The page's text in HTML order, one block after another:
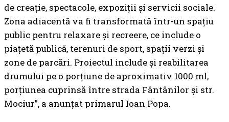
de creație, spectacole, expoziții și servicii sociale.
Zona adiacentă va fi transformată într-un spațiu
public pentru relaxare și recreere, ce include o
piațetă publică, terenuri de sport, spații verzi și
zone de parcări. Proiectul include și reabilitarea
drumului pe o porțiune de aproximativ 1000 ml,
porțiunea cuprinsă între strada Fântânilor și str.
Mociur”, a anunțat primarul Ioan Popa.